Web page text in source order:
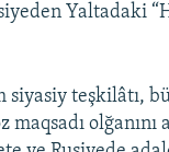
Yaltadaki
siyasiy teşkilâtı,
olğanını